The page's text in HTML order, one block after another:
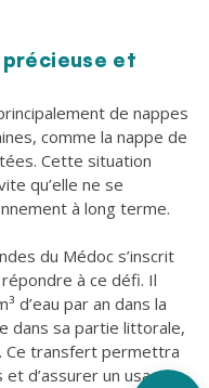
et
de nappes
comme la nappe de
Cette situation
qu’elle ne se
à long terme.
du Médoc s’inscrit
à ce défi. Il
d’eau par an dans la
dans sa partie littorale,
Ce transfert permettra
d’assurer un usage